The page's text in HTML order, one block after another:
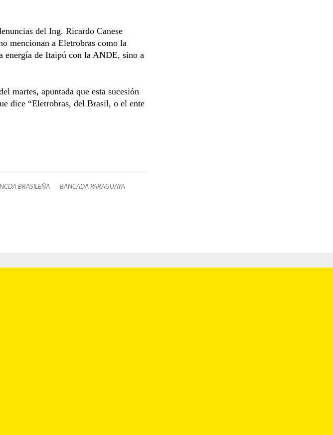
del Ing. Ricardo Canese
mencionan a Eletrobras como la
energía de Itaipú con la ANDE, sino a
martes, apuntada que esta sucesión
dice “Eletrobras, del Brasil, o el ente
BRASILEÑA BANCADA PARAGUAYA